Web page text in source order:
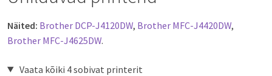
Näited: Brother DCP-J4120DW, Brother MFC-J4420DW,
Brother MFC-J4625DW.
Vaata kõiki 4 sobivat printerit